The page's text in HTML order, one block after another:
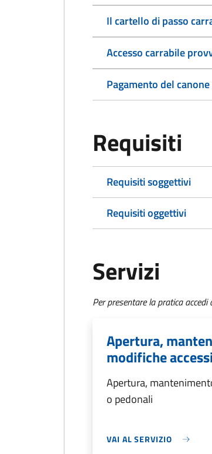
Il cartello di passo
Accesso carrabile
Pagamento del
Requisiti
Requisiti soggettivi
Requisiti oggettivi
Servizi
Per presentare la pratica
Apertura,
modifiche
Apertura,
o pedonali
VAI AL SERVIZIO